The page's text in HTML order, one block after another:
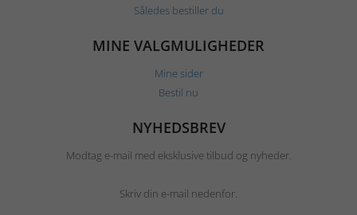
Således bestiller du
MINE VALGMULIGHEDER
Mine sider
Bestil nu
NYHEDSBREV
Modtag e-mail med eksklusive tilbud og nyheder.
Skriv din e-mail nedenfor.